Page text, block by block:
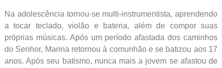
Na adolescência tornou-se multi-instrumentista, aprendendo
a tocar teclado, violão e bateria, além de compor suas
próprias músicas. Após um período afastada dos caminhos
do Senhor, Marina retornou à comunhão e se batizou aos 17
anos. Após seu batismo, nunca mais a jovem se afastou de